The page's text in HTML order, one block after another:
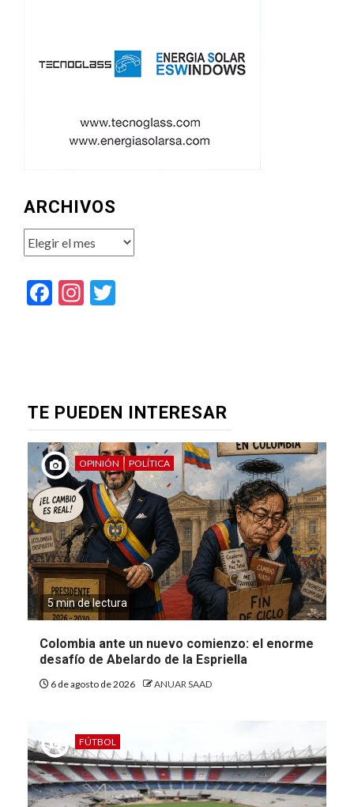
ARCHIVOS
Archivos
Facebook
Instagram
TE PUEDEN INTERESAR
OPINIÓN POLÍTICA
5 min de lectura
Colombia ante un nuevo comienzo: el enorme
desafío de Abelardo de la Espriella
6 de agosto de 2026 ANUAR SAAD
FÚTBOL